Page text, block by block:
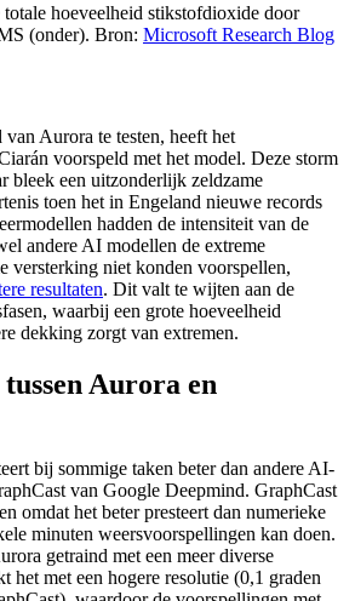
hoeveelheid stikstofdioxide door
(onder). Bron: Microsoft Research Blog
Aurora te testen, heeft het
voorspeld met het model. Deze storm
bleek een uitzonderlijk zeldzame
toen het in Engeland nieuwe records
hadden de intensiteit van de
andere AI modellen de extreme
versterking niet konden voorspellen,
resultaten. Dit valt te wijten aan de
waarbij een grote hoeveelheid
dekking zorgt van extremen.
Aurora en
bij sommige taken beter dan andere AI-
van Google Deepmind. GraphCast
omdat het beter presteert dan numerieke
minuten weersvoorspellingen kan doen.
getraind met een meer diverse
het met een hogere resolutie (0,1 graden